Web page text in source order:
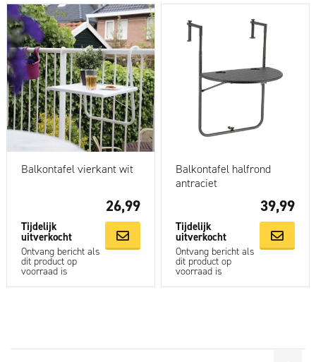
Balkontafel vierkant wit
26,99
Tijdelijk
uitverkocht
Ontvang bericht als
dit product op
voorraad is
Balkontafel halfrond
antraciet
39,99
Tijdelijk
uitverkocht
Ontvang bericht als
dit product op
voorraad is